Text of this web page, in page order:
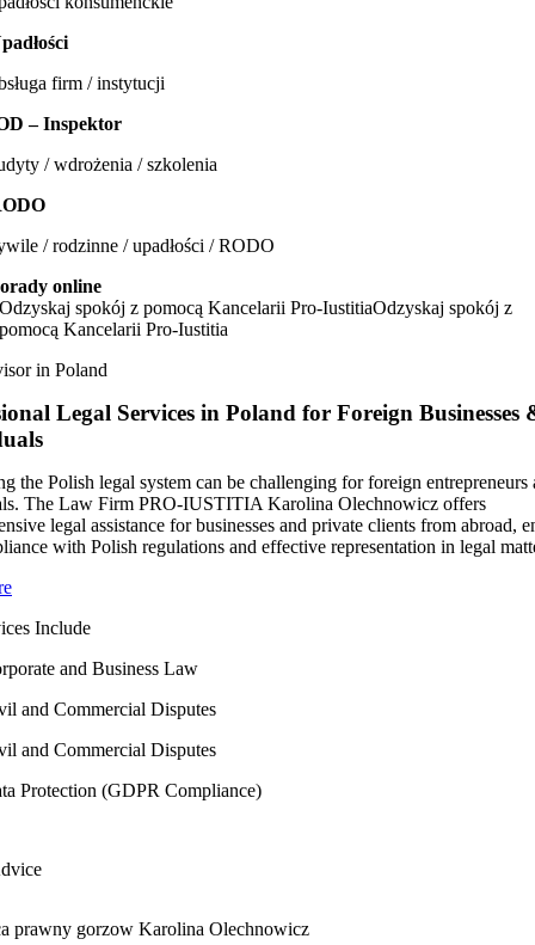
firm / instytucji
– Inspektor
/ wdrożenia / szkolenia
/ rodzinne / upadłości / RODO
online
Odzyskaj spokój z pomocą Kancelarii Pro-IustitiaOdzyskaj spokój z
pomocą Kancelarii Pro-Iustitia
in Poland
Legal Services in Poland for Foreign Businesses
the Polish legal system can be challenging for foreign entrepreneurs
The Law Firm PRO-IUSTITIA Karolina Olechnowicz offers
legal assistance for businesses and private clients from abroad,
with Polish regulations and effective representation in legal
Include
and Business Law
and Commercial Disputes
and Commercial Disputes
Protection (GDPR Compliance)